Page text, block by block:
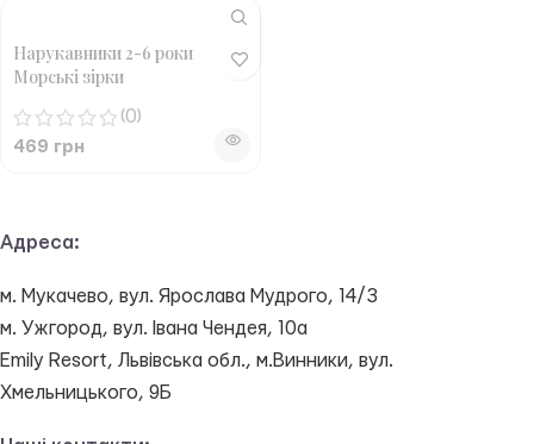
Нарукавники 2-6 роки
Морські зірки
(0)
469 грн
Адреса:
м. Мукачево, вул. Ярослава Мудрого, 14/3
м. Ужгород, вул. Івана Чендея, 10а
Emily Resort, Львівська обл., м.Винники, вул.
Хмельницького, 9Б